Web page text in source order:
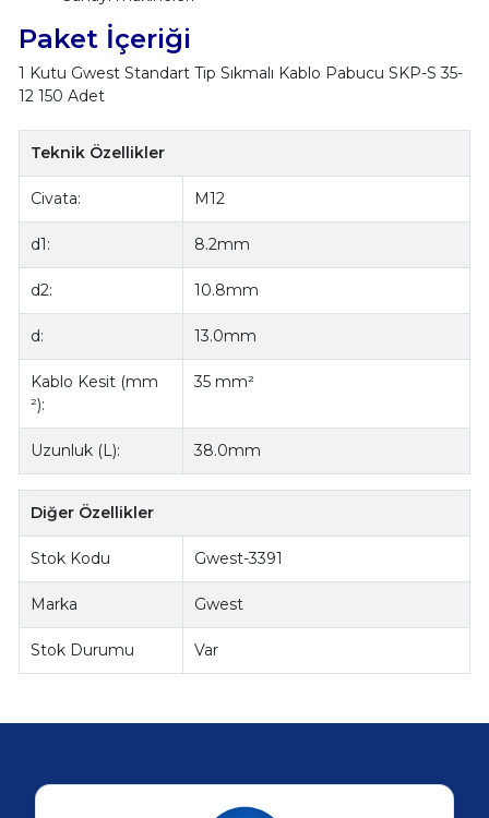
Paket İçeriği
1 Kutu Gwest Standart Tip Sıkmalı Kablo Pabucu SKP-S 35-
12 150 Adet
Teknik Özellikler
Civata: M12
d1: 8.2mm
d2: 10.8mm
d: 13.0mm
Kablo Kesit (mm
²):
35 mm²
Uzunluk (L): 38.0mm
Diğer Özellikler
Stok Kodu Gwest-3391
Marka Gwest
Stok Durumu Var